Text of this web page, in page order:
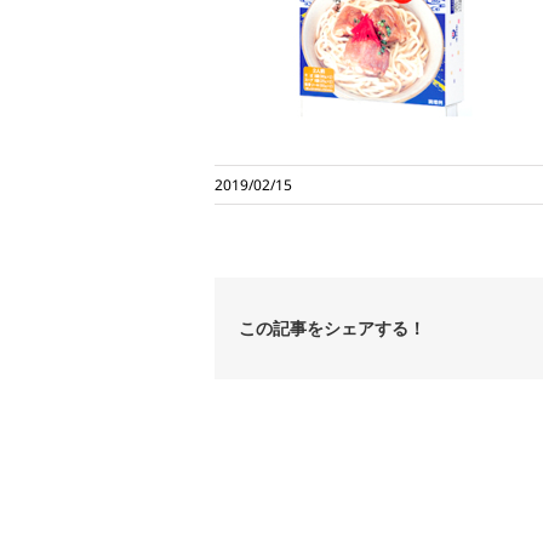
2019/02/15
この記事をシェアする！